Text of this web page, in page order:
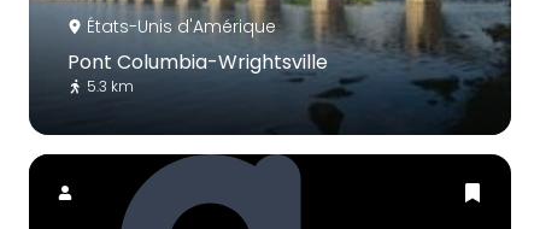
États-Unis d'Amérique
Pont Columbia-Wrightsville
5.3 km